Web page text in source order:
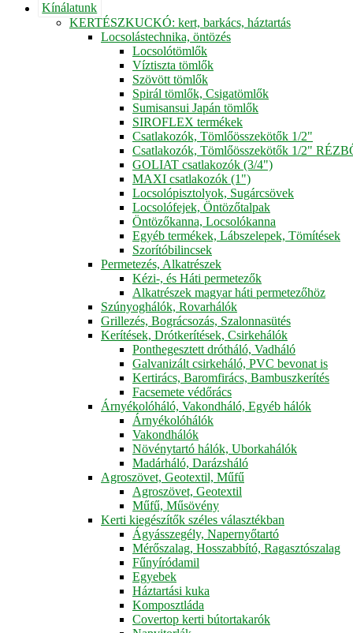
Kínálatunk
KERTÉSZKUCKÓ: kert, barkács, háztartás
Locsolástechnika, öntözés
Locsolótömlők
Víztiszta tömlők
Szövött tömlők
Spirál tömlők, Csigatömlők
Sumisansui Japán tömlők
SIROFLEX termékek
Csatlakozók, Tömlőösszekötők 1/2"
Csatlakozók, Tömlőösszekötők 1/2"
GOLIAT csatlakozók (3/4")
MAXI csatlakozók (1")
Locsolópisztolyok, Sugárcsövek
Locsolófejek, Öntözőtalpak
Öntözőkanna, Locsolókanna
Egyéb termékek, Lábszelepek, Tömítések
Szorítóbilincsek
Permetezés, Alkatrészek
Kézi-, és Háti permetezők
Alkatrészek magyar háti permetezőhöz
Szúnyoghálók, Rovarhálók
Grillezés, Bográcsozás, Szalonnasütés
Kerítések, Drótkerítések, Csirkehálók
Ponthegesztett drótháló, Vadháló
Galvanizált csirkeháló, PVC bevonat is
Kertirács, Baromfirács, Bambuszkerítés
Facsemete védőrács
Árnyékolóháló, Vakondháló, Egyéb hálók
Árnyékolóhálók
Vakondhálók
Növénytartó hálók, Uborkahálók
Madárháló, Darázsháló
Agroszövet, Geotextil, Műfű
Agroszövet, Geotextil
Műfű, Műsövény
Kerti kiegészítők széles választékban
Ágyásszegély, Napernyőtartó
Mérőszalag, Hosszabbító, Ragasztószalag
Fűnyíródamil
Egyebek
Háztartási kuka
Komposztláda
Covertop kerti bútortakarók